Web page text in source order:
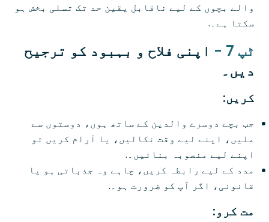
والے بچوں کے لیے ناقابل یقین حد تک تسلی بخش ہو
سکتا ہے۔.
ٹپ 7 -
اپنی فلاح و بہبود کو ترجیح
دیں۔
کریں:
جب بچے دوسرے والدین کے ساتھ ہوں، دوستوں سے
ملیں، اپنے لیے وقت نکالیں، یا آرام کریں تو
اپنے لیے منصوبہ بنائیں۔.
مدد کے لیے رابطہ کریں، چاہے وہ جذباتی ہو یا
قانونی، اگر آپ کو ضرورت ہو۔.
مت کرو: